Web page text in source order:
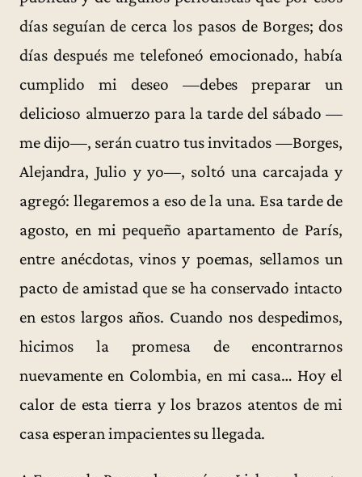
días seguían de cerca los pasos de Borges; dos
días después me telefoneó emocionado, había
cumplido mi deseo —debes preparar un
delicioso almuerzo para la tarde del sábado —
me dijo—, serán cuatro tus invitados —Borges,
Alejandra, Julio y yo—, soltó una carcajada y
agregó: llegaremos a eso de la una. Esa tarde de
agosto, en mi pequeño apartamento de París,
entre anécdotas, vinos y poemas, sellamos un
pacto de amistad que se ha conservado intacto
en estos largos años. Cuando nos despedimos,
hicimos la promesa de encontrarnos
nuevamente en Colombia, en mi casa… Hoy el
calor de esta tierra y los brazos atentos de mi
casa esperan impacientes su llegada.